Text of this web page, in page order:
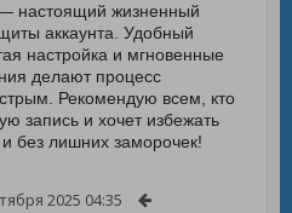
настоящий жизненный
аккаунта. Удобный
настройка и мгновенные
делают процесс
Рекомендую всем, кто
запись и хочет избежать
без лишних заморочек!
2025 04:35